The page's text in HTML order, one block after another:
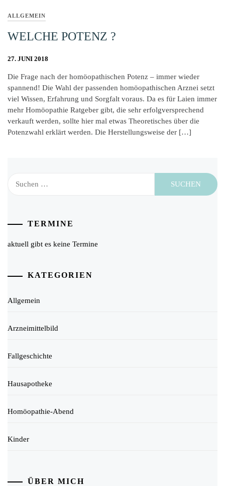
ALLGEMEIN
WELCHE POTENZ ?
27. JUNI 2018
Die Frage nach der homöopathischen Potenz – immer wieder
spannend! Die Wahl der passenden homöopathischen Arznei setzt
viel Wissen, Erfahrung und Sorgfalt voraus. Da es für Laien immer
mehr Homöopathie Ratgeber gibt, die sehr erfolgversprechend
verkauft werden, sollte hier mal etwas Theoretisches über die
Potenzwahl erklärt werden. Die Herstellungsweise der […]
TERMINE
aktuell gibt es keine Termine
KATEGORIEN
Allgemein
Arzneimittelbild
Fallgeschichte
Hausapotheke
Homöopathie-Abend
Kinder
ÜBER MICH